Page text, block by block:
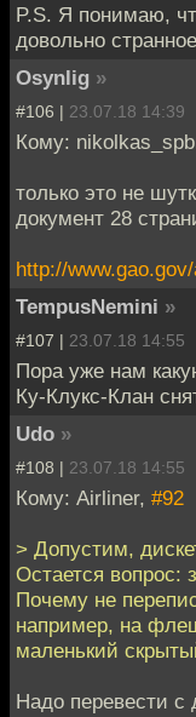
P.S. Я понимаю,
довольно
Osynlig »
#106 | 23.07.18 14:39
Кому:
только это не
документ 28
http://
TempusNemini »
#107 | 23.07.18 14:55
Пора уже нам
Ку-Клукс-Клан
Udo »
#108 | 23.07.18 14:55
Кому: Airliner, #92
> Допустим,
Остается вопрос:
Почему не
например, на
маленький
Надо перевести с